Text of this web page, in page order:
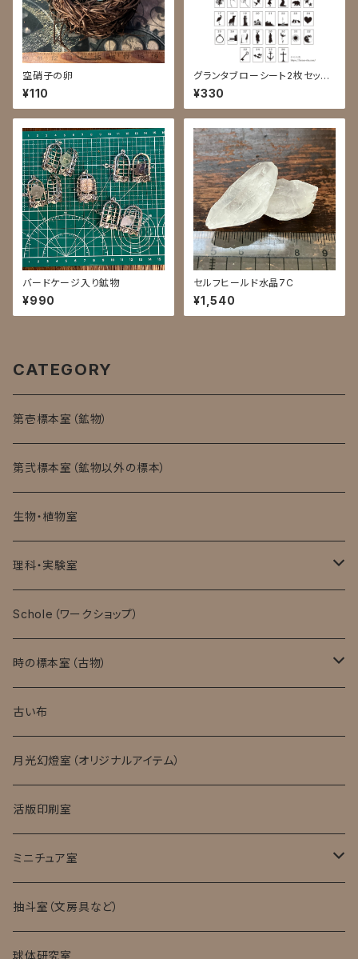
空硝子の卵
¥110
グランタブローシート2枚セット/
送料無料
¥330
バードケージ入り鉱物
¥990
セルフヒールド水晶7C
¥1,540
CATEGORY
第壱標本室（鉱物）
第弐標本室（鉱物以外の標本）
生物・植物室
理科・実験室
モバイル顕微鏡
実験消耗品
キット・完成品
Schole（ワークショップ）
時の標本室（古物）
ローマングラス
古い布
月光幻燈室（オリジナルアイテム）
活版印刷室
ミニチュア室
ミニチュア試験管入標本
抽斗室（文房具など）
球体研究室